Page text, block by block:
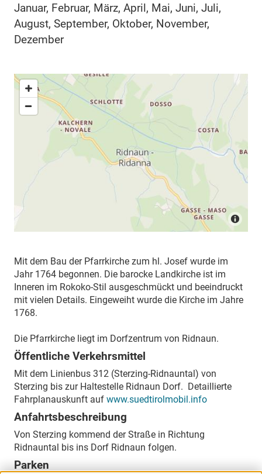
Januar, Februar, März, April, Mai, Juni, Juli,
August, September, Oktober, November,
Dezember
Mit dem Bau der Pfarrkirche zum hl. Josef wurde im
Jahr 1764 begonnen. Die barocke Landkirche ist im
Inneren im Rokoko-Stil ausgeschmückt und beeindruckt
mit vielen Details. Eingeweiht wurde die Kirche im Jahre
1768.
Die Pfarrkirche liegt im Dorfzentrum von Ridnaun.
Öffentliche Verkehrsmittel
Mit dem Linienbus 312 (Sterzing-Ridnauntal) von
Sterzing bis zur Haltestelle Ridnaun Dorf. Detaillierte
Fahrplanauskunft auf www.suedtirolmobil.info
Anfahrtsbeschreibung
Von Sterzing kommend der Straße in Richtung
Ridnauntal bis ins Dorf Ridnaun folgen.
Parken